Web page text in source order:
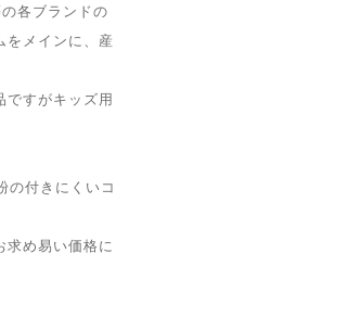
各ブランドの
をメインに、産
ですがキッズ用
の付きにくいコ
求め易い価格に